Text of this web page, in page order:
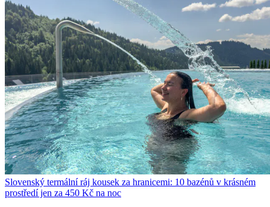
Slovenský termální ráj kousek za hranicemi: 10 bazénů v krásném
prostředí jen za 450 Kč na noc